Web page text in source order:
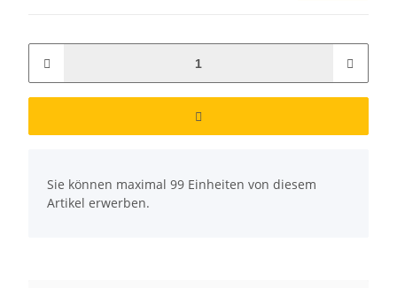
Sie können maximal 99 Einheiten von diesem
Artikel erwerben.